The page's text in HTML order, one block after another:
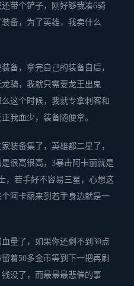
带个铲子，刚好够我凑6骑
备，为了英雄，我卖什么
，拿完自己的装备自后，
骑，我就只需要龙王出鬼
这个时候，我就专拿刺客和
我血少，装备随便拿。
备集了，英雄都二星了，
很高很高，3暴击阿卡丽就是
，若手好不容易三星，心想这
阿卡丽来到若手身边就是一
了，如果你还剩不到30点
着50多金币等到下一把再刷
没了，而最最最悲催的事